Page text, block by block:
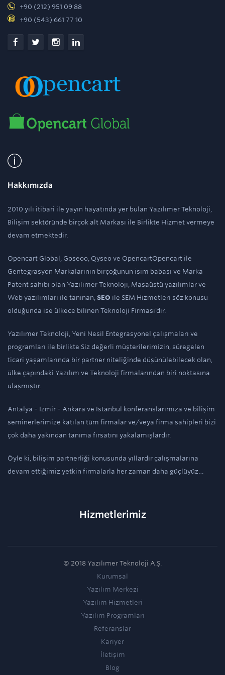
+90 (212) 951 09 88
+90 (543) 661 77 10
Hakkımızda
2010 yılı itibari ile yayın hayatında yer bulan Yazılımer Teknoloji,
Bilişim sektöründe birçok alt Markası ile Birlikte Hizmet vermeye
devam etmektedir.
Opencart Global, Goseoo, Qyseo ve OpencartOpencart ile
Gentegrasyon Markalarının birçoğunun isim babası ve Marka
Patent sahibi olan Yazılımer Teknoloji, Masaüstü yazılımlar ve
Web yazılımları ile tanınan, SEO ile SEM Hizmetleri söz konusu
olduğunda ise ülkece bilinen Teknoloji Firması’dır.
Yazılımer Teknoloji, Yeni Nesil Entegrasyonel çalışmaları ve
programları ile birlikte Siz değerli müşterilerimizin, süregelen
ticari yaşamlarında bir partner niteliğinde düşünülebilecek olan,
ülke çapındaki Yazılım ve Teknoloji firmalarından biri noktasına
ulaşmıştır.
Antalya – İzmir – Ankara ve İstanbul konferanslarımıza ve bilişim
seminerlerimize katılan tüm firmalar ve/veya firma sahipleri bizi
çok daha yakından tanıma fırsatını yakalamışlardır.
Öyle ki, bilişim partnerliği konusunda yıllardır çalışmalarına
devam ettiğimiz yetkin firmalarla her zaman daha güçlüyüz…
Hizmetlerimiz
© 2018 Yazılımer Teknoloji A.Ş.
Kurumsal
Yazılım Merkezi
Yazılım Hizmetleri
Yazılım Programları
Referanslar
Kariyer
İletişim
Blog